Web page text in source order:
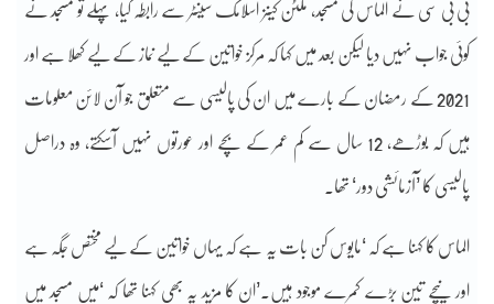
بی بی سی نے الماس کی مسجد، ملٹن کینز اسلامک سینٹر سے رابطہ کیا، پہلے تو مسجد نے
کوئی جواب نہیں دیا لیکن بعد میں کہا کہ مرکز خواتین کے لیے نماز کے لیے کھلا ہے اور
2021 کے رمضان کے بارے میں ان کی پالیسی سے متعلق جو آن لائن معلومات
ہیں کہ بوڑھے، 12 سال سے کم عمر کے بچے اور عورتوں نہیں آسکتے، وہ دراصل
پالیسی کا ’آزمائشی دور‘ تھا۔
الماس کا کہنا ہے کہ ‘مایوس کن بات یہ ہے کہ یہاں خواتین کے لیے مختص جگہ ہے
اور نیچے تین بڑے کمرے موجود ہیں۔’ان کا مزید یہ بھی کہنا تھا کہ ‘میں مسجد میں